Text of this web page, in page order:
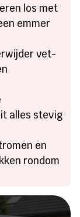
los met
emmer
vet-
alles stevig
en
rondom